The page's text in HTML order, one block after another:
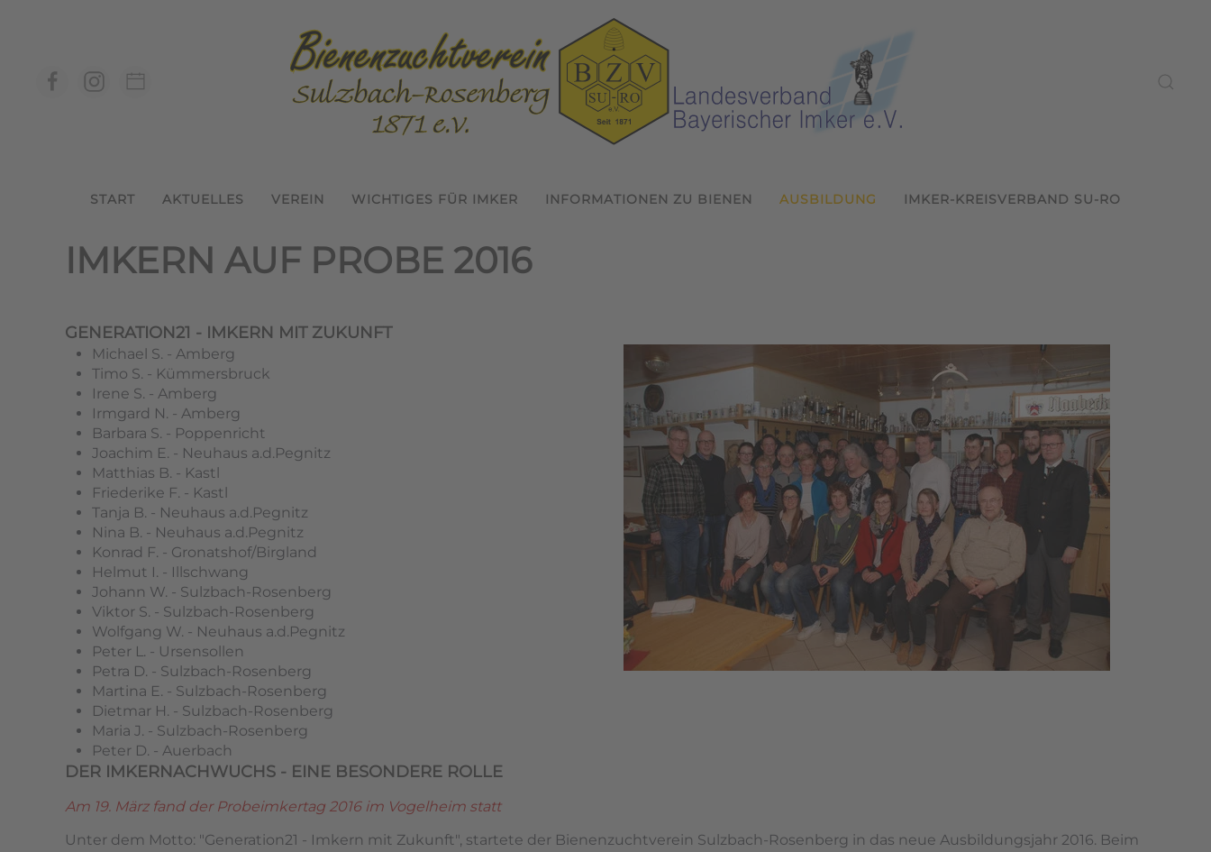
START AKTUELLES VEREIN WICHTIGES FÜR IMKER INFORMATIONEN ZU BIENEN AUSBILDUNG IMKER-KREISVERBAND SU-RO
IMKERN AUF PROBE 2016
GENERATION21 - IMKERN MIT ZUKUNFT
Michael S. - Amberg
Timo S. - Kümmersbruck
Irene S. - Amberg
Irmgard N. - Amberg
Barbara S. - Poppenricht
Joachim E. - Neuhaus a.d.Pegnitz
Matthias B. - Kastl
Friederike F. - Kastl
Tanja B. - Neuhaus a.d.Pegnitz
Nina B. - Neuhaus a.d.Pegnitz
Konrad F. - Gronatshof/Birgland
Helmut I. - Illschwang
Johann W. - Sulzbach-Rosenberg
Viktor S. - Sulzbach-Rosenberg
Wolfgang W. - Neuhaus a.d.Pegnitz
Peter L. - Ursensollen
Petra D. - Sulzbach-Rosenberg
Martina E. - Sulzbach-Rosenberg
Dietmar H. - Sulzbach-Rosenberg
Maria J. - Sulzbach-Rosenberg
Peter D. - Auerbach
DER IMKERNACHWUCHS - EINE BESONDERE ROLLE
Am 19. März fand der Probeimkertag 2016 im Vogelheim statt
Unter dem Motto: "Generation21 - Imkern mit Zukunft", startete der Bienenzuchtverein Sulzbach-Rosenberg in das neue Ausbildungsjahr 2016. Beim